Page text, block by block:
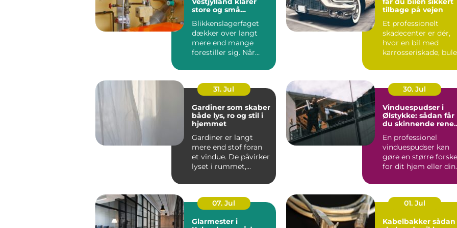
store og små
Blikkenslagerfaget
dækker over langt
mere end mange
forestiller sig. Når
tilbage på vejen
Et professionelt
skadecenter er dér,
hvor en bil med
karrosseriskade,
b...
31. Jul
Gardiner som skaber
både lys, ro og stil i
hjemmet
Gardiner er langt
mere end stof foran
et vindue. De påvirker
lyset i rummet,
30. Jul
Vinduespudser i
Ølstykke: sådan får
du skinnende rene
En professionel
vinduespudser kan
gøre en større
for dit hjem eller din
07. Jul
Glarmester i
01. Jul
Kabelbakker sådan